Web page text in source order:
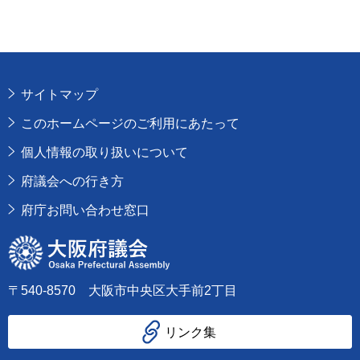
サイトマップ
このホームページのご利用にあたって
個人情報の取り扱いについて
府議会への行き方
府庁お問い合わせ窓口
大阪府議会
〒540-8570 大阪市中央区大手前2丁目
リンク集